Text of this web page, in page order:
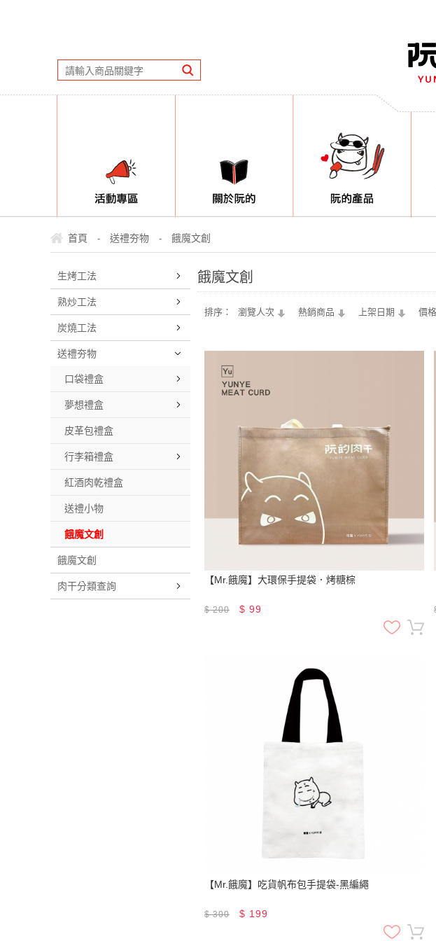
首頁 - 送禮夯物 - 餓魔文創
生烤工法
熟炒工法
炭燒工法
送禮夯物
口袋禮盒
夢想禮盒
皮革包禮盒
行李箱禮盒
紅酒肉乾禮盒
送禮小物
餓魔文創
餓魔文創
肉干分類查詢
餓魔文創
排序： 瀏覽人次 熱銷商品 上架日期 價格
【Mr.餓魔】大環保手提袋．烤糖棕
$200 $ 99
【Mr.餓魔】吃貨帆布包手提袋-黑編繩
$300 $ 199